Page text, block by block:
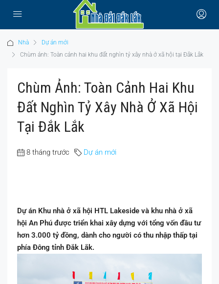
Nhà
Dự án mới
Chùm ảnh: Toàn cảnh hai khu đất nghìn tỷ xây nhà ở xã hội tại Đắk Lắk
Chùm Ảnh: Toàn Cảnh Hai Khu
Đất Nghìn Tỷ Xây Nhà Ở Xã Hội
Tại Đắk Lắk
8 tháng trước Dự án mới
Dự án Khu nhà ở xã hội HTL Lakeside và khu nhà ở xã
hội An Phú được triển khai xây dựng với tổng vốn đầu tư
hơn 3.000 tỷ đồng, dành cho người có thu nhập thấp tại
phía Đông tỉnh Đắk Lắk.